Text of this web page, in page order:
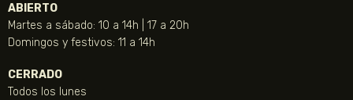
ABIERTO
Martes a sábado: 10 a 14h | 17 a 20h
Domingos y festivos: 11 a 14h
CERRADO
Todos los lunes